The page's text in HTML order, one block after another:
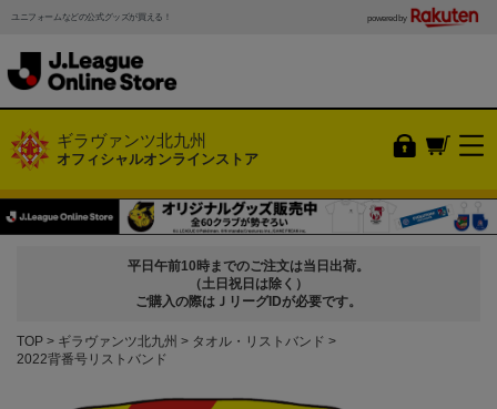
ユニフォームなどの公式グッズが買える！ powered by
ギラヴァンツ北九州
オフィシャルオンラインストア
平日午前10時までのご注文は当日出荷。
（土日祝日は除く）
ご購入の際はＪリーグIDが必要です。
TOP ギラヴァンツ北九州
タオル・リストバンド
2022背番号リストバンド